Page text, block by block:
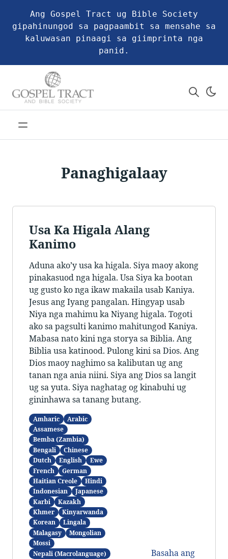
Ang Gospel Tract ug Bible Society
gipahinungod sa pagpaambit sa mensahe sa
kaluwasan pinaagi sa giimprinta nga
panid.
Panaghigalaay
Usa Ka Higala Alang
Kanimo
Aduna ako’y usa ka higala. Siya maoy akong
pinakasuod nga higala. Usa Siya ka bootan
ug gusto ko nga ikaw makaila usab Kaniya.
Jesus ang Iyang pangalan. Hingyap usab
Niya nga mahimu ka Niyang higala. Togoti
ako sa pagsulti kanimo mahitungod Kaniya.
Mabasa nato kini nga storya sa Biblia. Ang
Biblia usa katinood. Pulong kini sa Dios. Ang
Dios maoy naghimo sa kalibutan ug ang
tanan nga ania niini. Siya ang Dios sa langit
ug sa yuta. Siya naghatag og kinabuhi ug
gininhawa sa tanang butang.
Amharic
Arabic
Assamese
Bemba (Zambia)
Bengali
Chinese
Dutch
English
Ewe
French
German
Haitian Creole
Hindi
Indonesian
Japanese
Karbi
Kazakh
Khmer
Kinyarwanda
Korean
Lingala
Malagasy
Mongolian
Mossi
Nepali (Macrolanguage)
Basaha ang